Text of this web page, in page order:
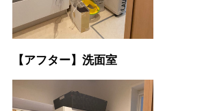
【アフター】洗面室